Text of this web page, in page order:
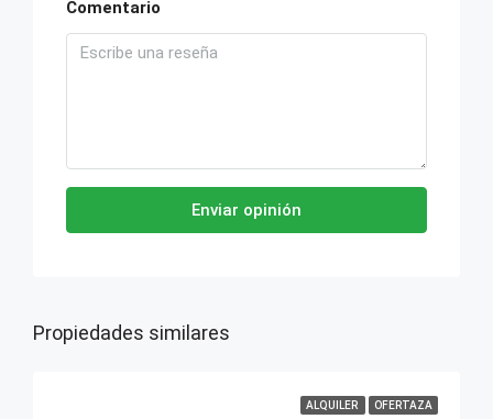
Comentario
Enviar opinión
Propiedades similares
ALQUILER OFERTAZA